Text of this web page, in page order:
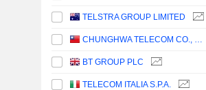
TELSTRA GROUP LIMITED
CHUNGHWA TELECOM CO., LTD.
BT GROUP PLC
TELECOM ITALIA S.P.A.